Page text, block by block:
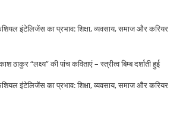
इंटेलिजेंस का प्रभाव: शिक्षा, व्यवसाय, समाज और करियर
ठाकुर “लक्ष्य” की पांच कविताएं – स्त्रीत्व बिम्ब दर्शाती हुई
इंटेलिजेंस का प्रभाव: शिक्षा, व्यवसाय, समाज और करियर